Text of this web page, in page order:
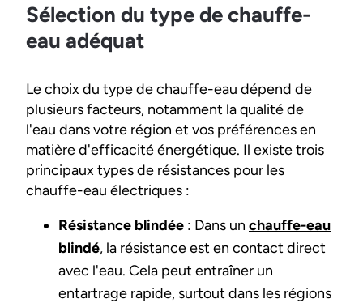
Sélection du type de chauffe-
eau adéquat
Le choix du type de chauffe-eau dépend de
plusieurs facteurs, notamment la qualité de
l'eau dans votre région et vos préférences en
matière d'efficacité énergétique. Il existe trois
principaux types de résistances pour les
chauffe-eau électriques :
Résistance blindée : Dans un chauffe-eau
blindé, la résistance est en contact direct
avec l'eau. Cela peut entraîner un
entartrage rapide, surtout dans les régions